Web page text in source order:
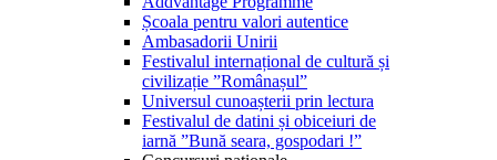
Școala pentru valori autentice
Ambasadorii Unirii
Festivalul internațional de cultură și
civilizație ”Românașul”
Universul cunoașterii prin lectura
Festivalul de datini și obiceiuri de
iarnă ”Bună seara, gospodari !”